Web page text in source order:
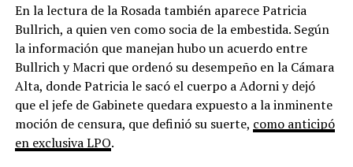
En la lectura de la Rosada también aparece Patricia
Bullrich, a quien ven como socia de la embestida. Según
la información que manejan hubo un acuerdo entre
Bullrich y Macri que ordenó su desempeño en la Cámara
Alta, donde Patricia le sacó el cuerpo a Adorni y dejó
que el jefe de Gabinete quedara expuesto a la inminente
moción de censura, que definió su suerte, como anticipó
en exclusiva LPO.